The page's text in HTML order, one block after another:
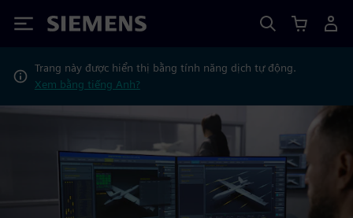
Siemens
Trang này được hiển thị bằng tính năng dịch tự động.
Xem bằng tiếng Anh?